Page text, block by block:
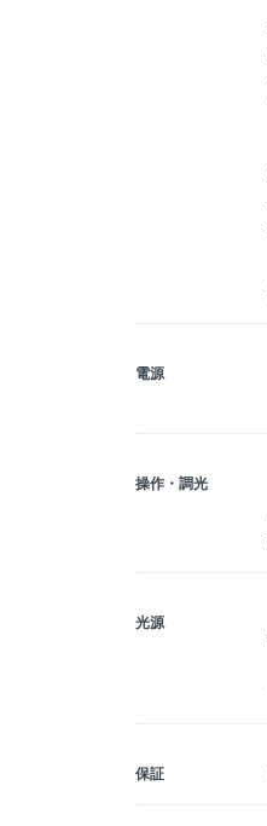
電源
操作・調光
光源
保証